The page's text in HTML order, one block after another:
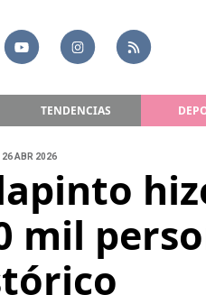
TENDENCIAS
26 ABR 2026
mil